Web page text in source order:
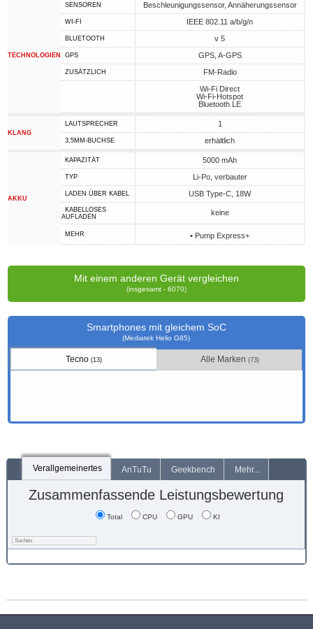
TECHNOLOGIEN
SENSOREN Beschleunigungssensor, Annäherungssensor
WI-FI IEEE 802.11 a/b/g/n
BLUETOOTH v 5
GPS GPS, A-GPS
ZUSÄTZLICH
FM-Radio
Wi-Fi Direct
Wi-Fi-Hotspot
Bluetooth LE
KLANG
LAUTSPRECHER 1
3,5MM-BUCHSE erhältlich
AKKU
KAPAZITÄT 5000 mAh
TYP Li-Po, verbauter
LADEN ÜBER KABEL USB Type-C, 18W
KABELLOSES
AUFLADEN
keine
MEHR • Pump Express+
Mit einem anderen Gerät vergleichen
(insgesamt - 6070)
Smartphones mit gleichem SoC
(Mediatek Helio G85)
Tecno(13) Alle Marken (73)
Verallgemeinertes AnTuTu Geekbench Mehr...
Zusammenfassende Leistungsbewertung
Total CPU GPU KI